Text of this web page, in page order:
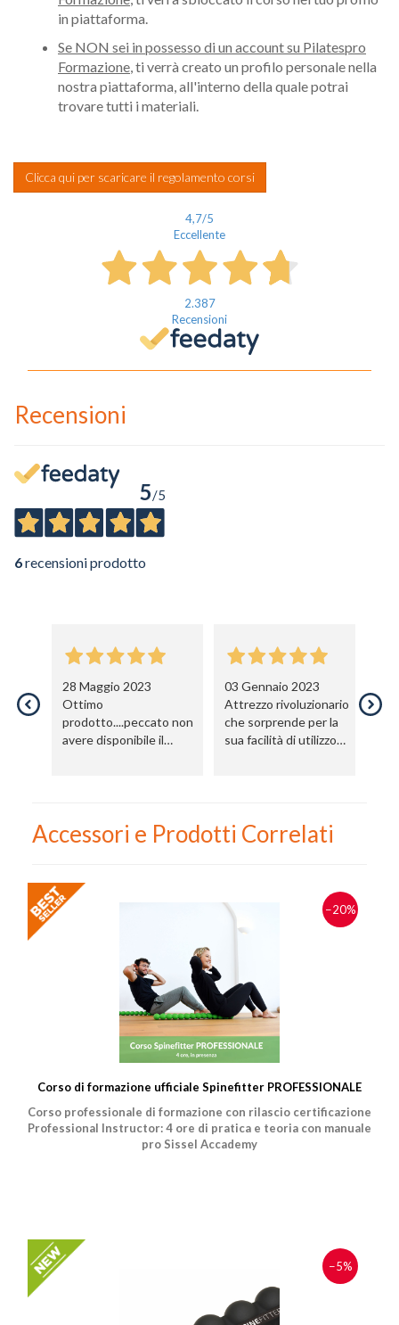
in piattaforma.
Se NON sei in possesso di un account su Pilatespro
Formazione, ti verrà creato un profilo personale nella
nostra piattaforma, all'interno della quale potrai
trovare tutti i materiali.
Clicca qui per scaricare il regolamento corsi
4,7/5
Eccellente
2.387
Recensioni
Recensioni
5/5
6recensioni prodotto
28 Maggio 2023
Ottimo
prodotto....peccato non
avere disponibile il
03 Gennaio 2023
Attrezzo rivoluzionario
che sorprende per la
sua facilità di utilizzo
Accessori e Prodotti Correlati
−20%
Corso di formazione ufficiale Spinefitter PROFESSIONALE
Corso professionale di formazione con rilascio certificazione
Professional Instructor: 4 ore di pratica e teoria con manuale
pro Sissel Accademy
−5%